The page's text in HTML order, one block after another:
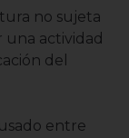
no sujeta
una actividad
del
entre